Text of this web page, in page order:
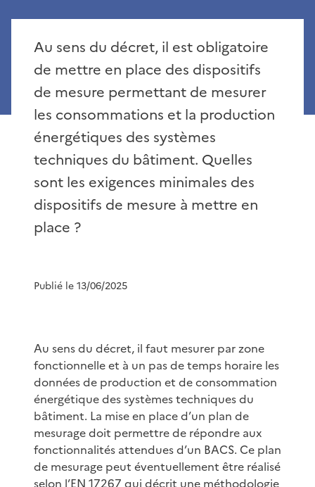
Au sens du décret, il est obligatoire
de mettre en place des dispositifs
de mesure permettant de mesurer
les consommations et la production
énergétiques des systèmes
techniques du bâtiment. Quelles
sont les exigences minimales des
dispositifs de mesure à mettre en
place ?
Publié le 13/06/2025
Au sens du décret, il faut mesurer par zone
fonctionnelle et à un pas de temps horaire les
données de production et de consommation
énergétique des systèmes techniques du
bâtiment. La mise en place d’un plan de
mesurage doit permettre de répondre aux
fonctionnalités attendues d’un BACS. Ce plan
de mesurage peut éventuellement être réalisé
selon l’EN 17267 qui décrit une méthodologie